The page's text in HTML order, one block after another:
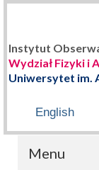
Instytut
Wydział Fizyki i
Uniwersytet im.
English
Menu